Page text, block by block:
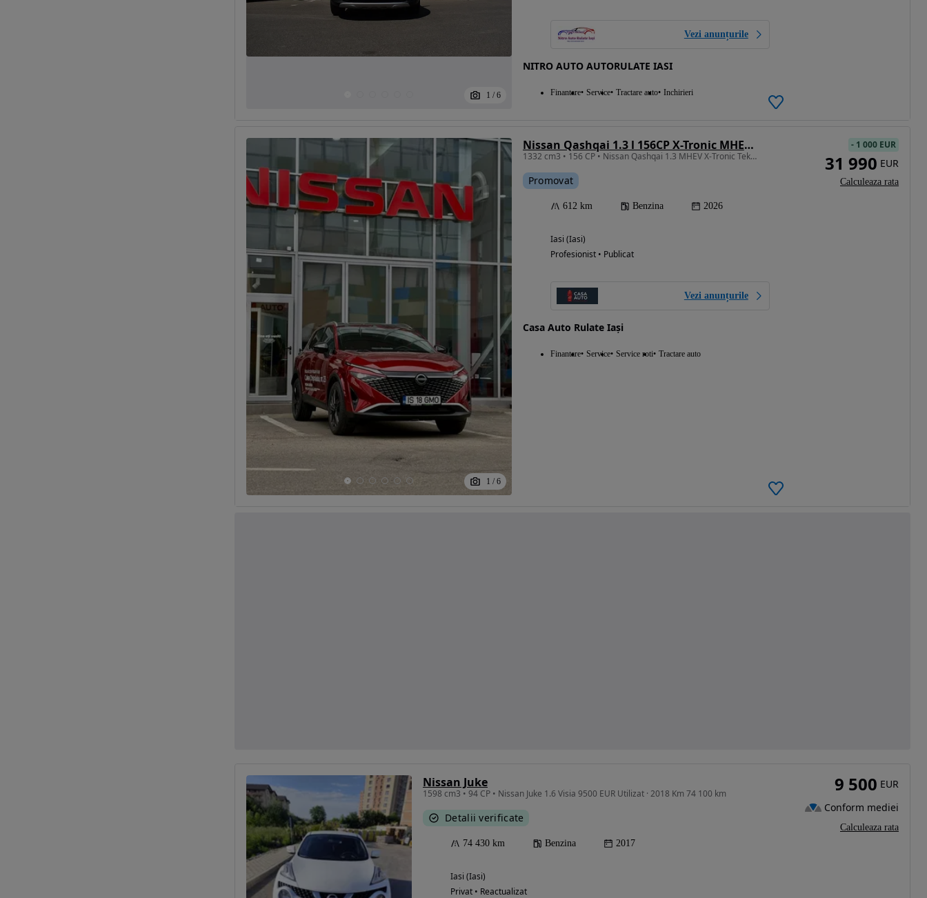
1 / 6
Vezi anunțurile
NITRO AUTO AUTORULATE IASI
Finantare Service Tractare auto Inchirieri
1 / 6
Nissan Qashqai 1.3 l 156CP X-Tronic MHEV Tekna
1332 cm3 • 156 CP • Nissan Qashqai 1.3 MHEV X-Tronic Tekna 156 CP
Promovat
612 km Benzina 2026
Iasi (Iasi)
Profesionist • Publicat
Vezi anunțurile
Casa Auto Rulate Iași
Finantare Service Service roti Tractare auto
- 1 000 EUR
31 990 EUR
Calculeaza rata
Nissan Juke
1598 cm3 • 94 CP • Nissan Juke 1.6 Visia 9500 EUR Utilizat · 2018 Km 74 100 km
Detalii verificate
74 430 km Benzina 2017
Iasi (Iasi)
Privat • Reactualizat
9 500 EUR
Conform mediei
Calculeaza rata